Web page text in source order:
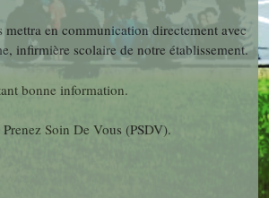
Découverte
Education
mettra en communication directement avec
infirmière scolaire de notre établissement.
bonne information.
Soin De Vous (PSDV).